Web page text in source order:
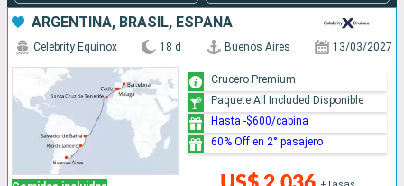
ARGENTINA, BRASIL, ESPAÑA
Celebrity Equinox 18 d Buenos Aires 13/03/2027
Crucero Premium
Paquete All Included Disponible
Hasta -$600/cabina
60% Off en 2° pasajero